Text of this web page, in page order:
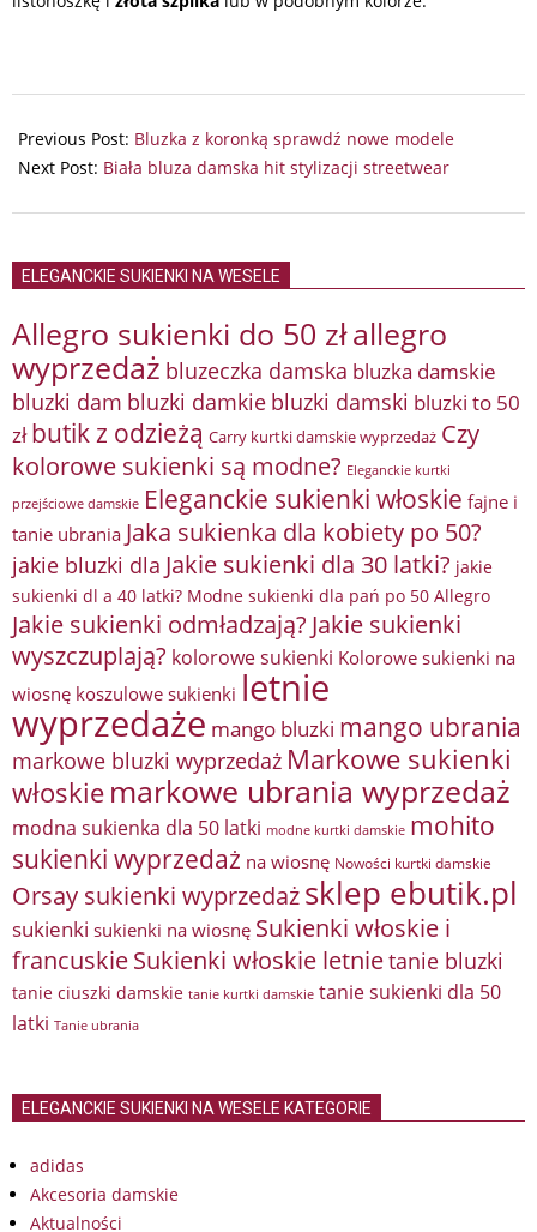
12-
17
Previous Post: Bluzka z koronką sprawdź nowe modele
Next Post: Biała bluza damska hit stylizacji streetwear
ELEGANCKIE SUKIENKI NA WESELE
Allegro sukienki do 50 złallegro
wyprzedaż bluzeczka damska bluzka damskie
bluzki dam bluzki damkie bluzki damski bluzki to 50
zł butik z odzieżą Carry kurtki damskie wyprzedaż Czy
kolorowe sukienki są modne? Eleganckie kurtki
przejściowe damskie Eleganckie sukienki włoskie fajne i
tanie ubrania Jaka sukienka dla kobiety po 50?
jakie bluzki dla Jakie sukienki dla 30 latki? jakie
sukienki dl a 40 latki? Modne sukienki dla pań po 50 Allegro
Jakie sukienki odmładzają? Jakie sukienki
wyszczuplają? kolorowe sukienki Kolorowe sukienki na
wiosnę koszulowe sukienki letnie
wyprzedaże mango bluzki mango ubrania
markowe bluzki wyprzedaż Markowe sukienki
włoskie markowe ubrania wyprzedaż
modna sukienka dla 50 latki modne kurtki damskie mohito
sukienki wyprzedaż na wiosnę Nowości kurtki damskie
Orsay sukienki wyprzedażsklep ebutik.pl
sukienki sukienki na wiosnę Sukienki włoskie i
francuskieSukienki włoskie letnietanie bluzki
tanie ciuszki damskie tanie kurtki damskie tanie sukienki dla 50
latki Tanie ubrania
ELEGANCKIE SUKIENKI NA WESELE KATEGORIE
adidas
Akcesoria damskie
Aktualności